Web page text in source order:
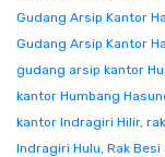
Gudang Arsip Kantor
Gudang Arsip Kantor
gudang arsip kantor
kantor Humbang
kantor Indragiri Hilir,
Indragiri Hulu, Rak